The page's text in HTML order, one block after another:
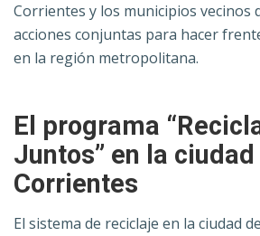
Corrientes y los municipios vecinos
acciones conjuntas para hacer
en la región metropolitana.
El programa
Juntos” en la ciudad
Corrientes
El sistema de reciclaje en la ciudad